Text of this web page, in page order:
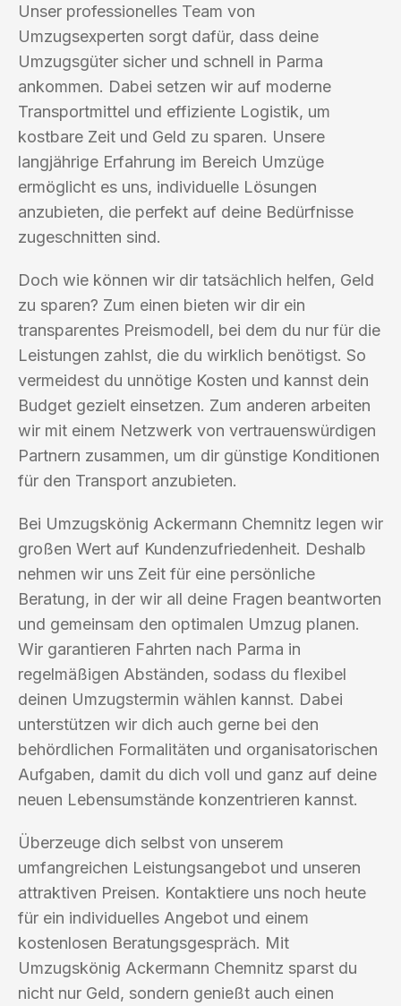
Unser professionelles Team von
Umzugsexperten sorgt dafür, dass deine
Umzugsgüter sicher und schnell in Parma
ankommen. Dabei setzen wir auf moderne
Transportmittel und effiziente Logistik, um
kostbare Zeit und Geld zu sparen. Unsere
langjährige Erfahrung im Bereich Umzüge
ermöglicht es uns, individuelle Lösungen
anzubieten, die perfekt auf deine Bedürfnisse
zugeschnitten sind.
Doch wie können wir dir tatsächlich helfen, Geld
zu sparen? Zum einen bieten wir dir ein
transparentes Preismodell, bei dem du nur für die
Leistungen zahlst, die du wirklich benötigst. So
vermeidest du unnötige Kosten und kannst dein
Budget gezielt einsetzen. Zum anderen arbeiten
wir mit einem Netzwerk von vertrauenswürdigen
Partnern zusammen, um dir günstige Konditionen
für den Transport anzubieten.
Bei Umzugskönig Ackermann Chemnitz legen wir
großen Wert auf Kundenzufriedenheit. Deshalb
nehmen wir uns Zeit für eine persönliche
Beratung, in der wir all deine Fragen beantworten
und gemeinsam den optimalen Umzug planen.
Wir garantieren Fahrten nach Parma in
regelmäßigen Abständen, sodass du flexibel
deinen Umzugstermin wählen kannst. Dabei
unterstützen wir dich auch gerne bei den
behördlichen Formalitäten und organisatorischen
Aufgaben, damit du dich voll und ganz auf deine
neuen Lebensumstände konzentrieren kannst.
Überzeuge dich selbst von unserem
umfangreichen Leistungsangebot und unseren
attraktiven Preisen. Kontaktiere uns noch heute
für ein individuelles Angebot und einem
kostenlosen Beratungsgespräch. Mit
Umzugskönig Ackermann Chemnitz sparst du
nicht nur Geld, sondern genießt auch einen